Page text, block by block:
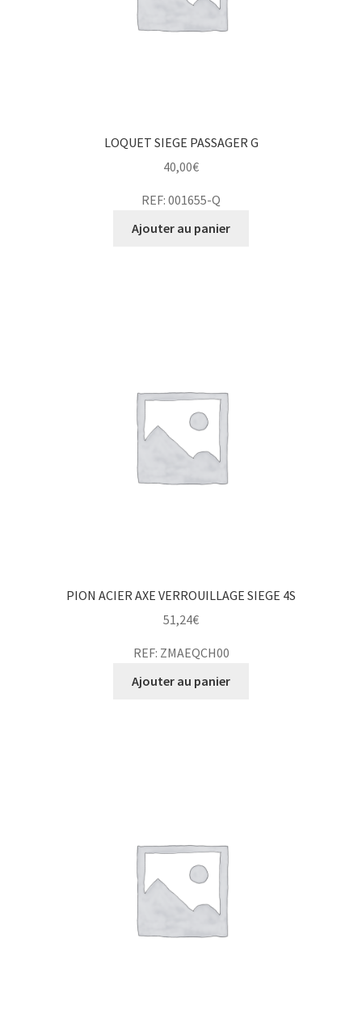
LOQUET SIEGE PASSAGER G
40,00€
REF: 001655-Q
Ajouter au panier
PION ACIER AXE VERROUILLAGE SIEGE 4S
51,24€
REF: ZMAEQCH00
Ajouter au panier